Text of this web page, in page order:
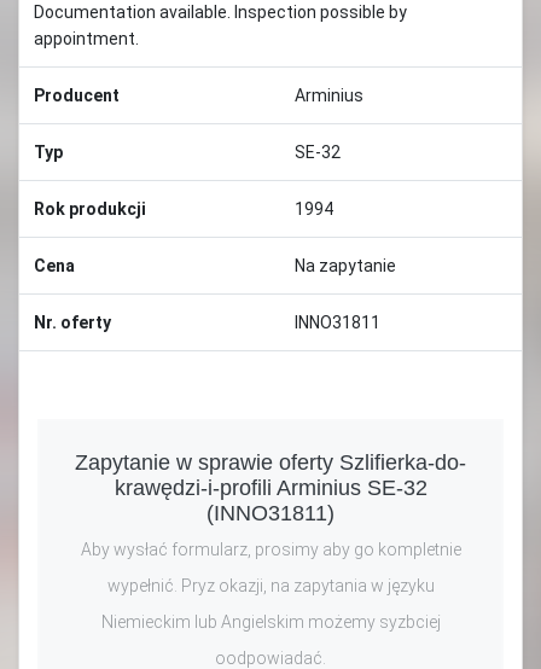
Documentation available. Inspection possible by
appointment.
Producent Arminius
Typ SE-32
Rok produkcji 1994
Cena Na zapytanie
Nr. oferty INNO31811
Zapytanie w sprawie oferty Szlifierka-do-
krawędzi-i-profili Arminius SE-32
(INNO31811)
Aby wysłać formularz, prosimy aby go kompletnie
wypełnić. Pryz okazji, na zapytania w języku
Niemieckim lub Angielskim możemy syzbciej
oodpowiadać.